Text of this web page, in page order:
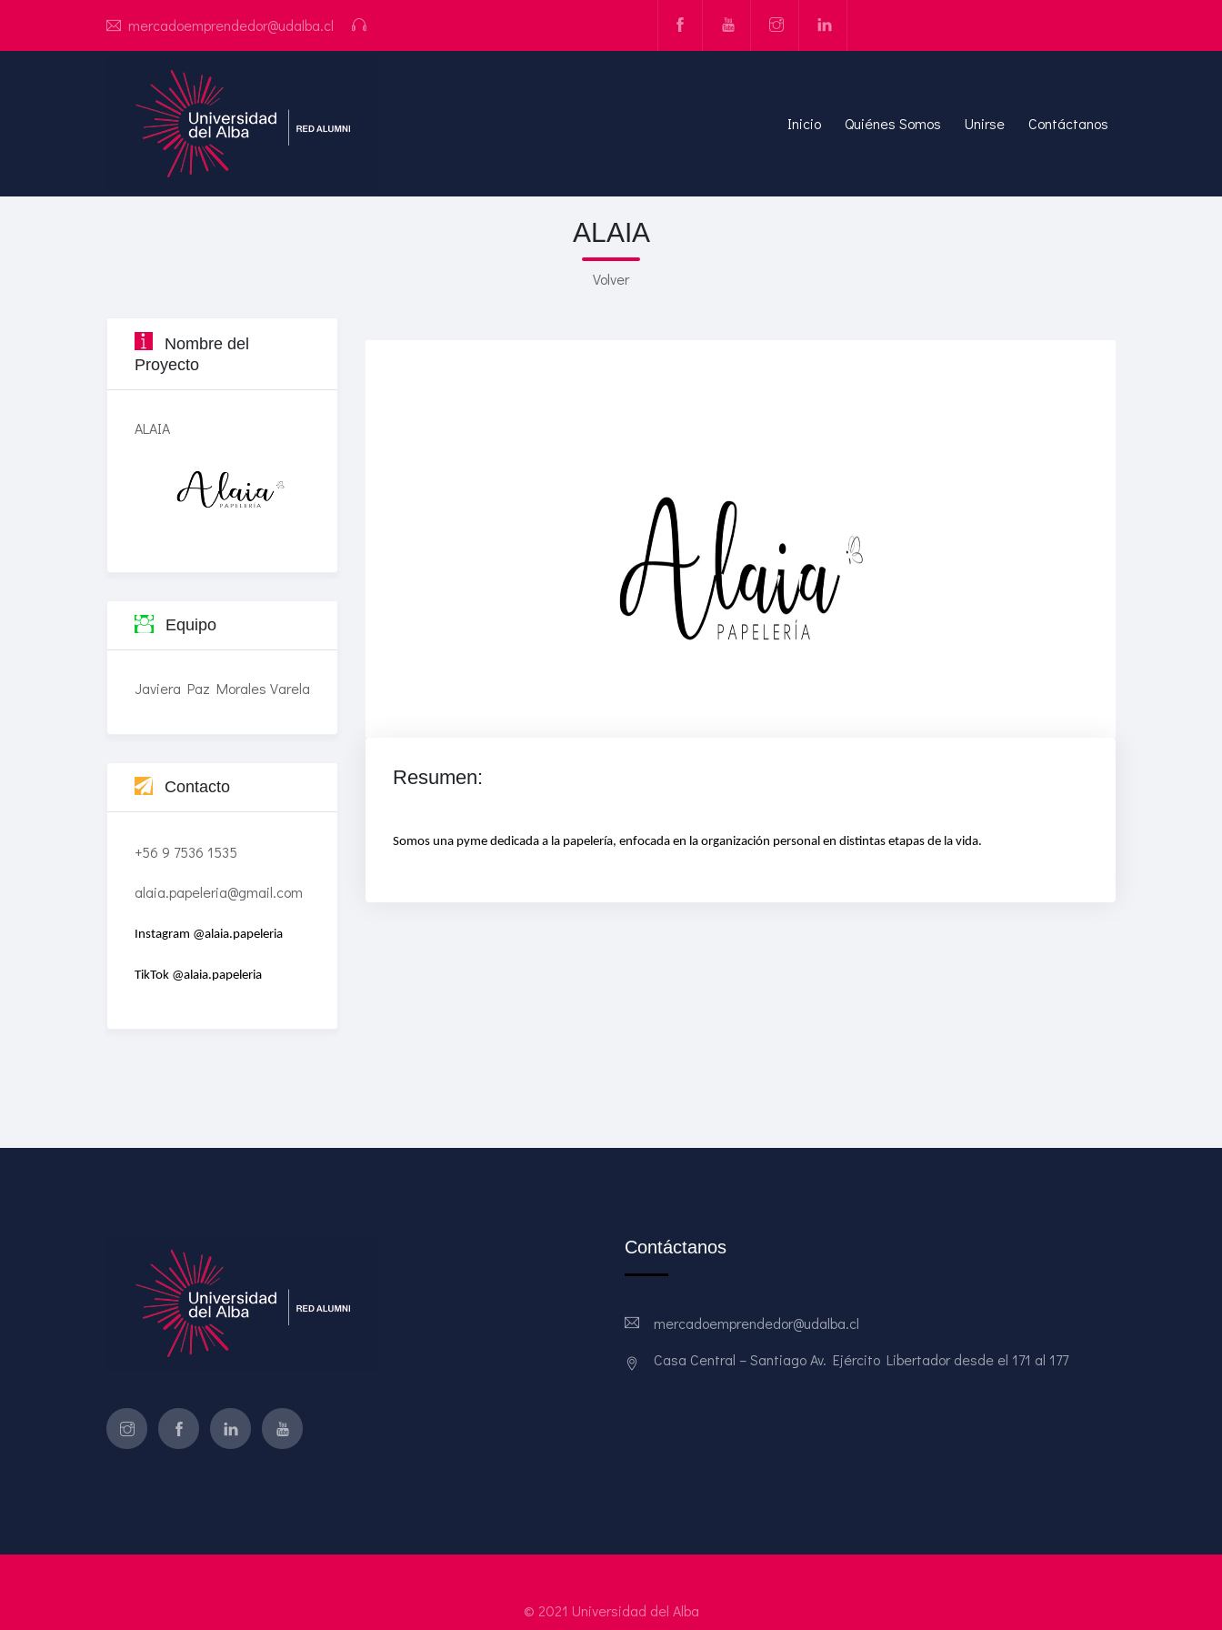
mercadoemprendedor@udalba.cl
Inicio Quiénes Somos Unirse Contáctanos
ALAIA
Volver
Nombre del
Proyecto
ALAIA
Equipo
Javiera Paz Morales Varela
Contacto
+56 9 7536 1535
alaia.papeleria@gmail.com
Instagram @alaia.papeleria
TikTok @alaia.papeleria
Get unlimited access to 2,000
Join Now
Resumen:
Somos una pyme dedicada a la papelería, enfocada en la organización personal en distintas etapas de la vida.
Contáctanos
mercadoemprendedor@udalba.cl
Casa Central – Santiago Av. Ejército Libertador desde el 171 al 177
© 2021 Universidad del Alba